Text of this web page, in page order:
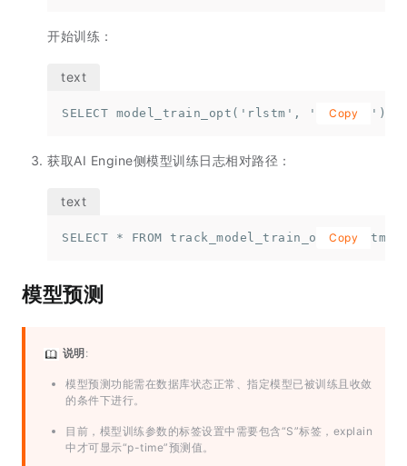
开始训练：
SELECT model_train_opt('rlstm', 'default');
Copy
获取AI Engine侧模型训练日志相对路径：
SELECT * FROM Copy
模型预测
说明 :
模型预测功能需在数据库状态正常、指定模型已被训练且收敛
的条件下进行。
目前，模型训练参数的标签设置中需要包含“S”标签，explain
中才可显示“p-time”预测值。